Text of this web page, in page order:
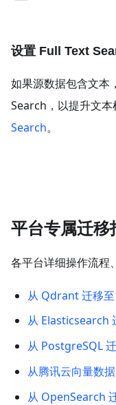
设置 Full Text
如果源数据包含文本
Search，以提升文
Search。
平台专属迁移
各平台详细操作流程
从 Qdrant 迁移
从 Elasticsearch
从 PostgreSQL
从腾讯云向量数
从 OpenSearch